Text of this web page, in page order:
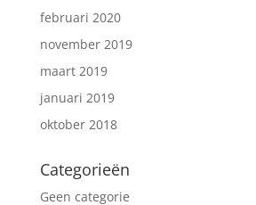
februari 2020
november 2019
maart 2019
januari 2019
oktober 2018
Categorieën
Geen categorie